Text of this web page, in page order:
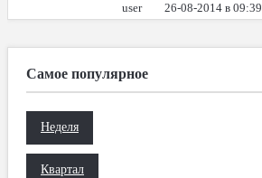
user 26-08-2014 в 09:39
Самое популярное
Неделя
Квартал